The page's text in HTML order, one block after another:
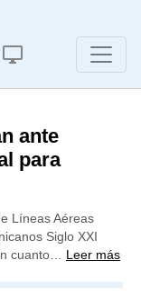
ante
para
Líneas Aéreas
Siglo XXI
cuanto… Leer más